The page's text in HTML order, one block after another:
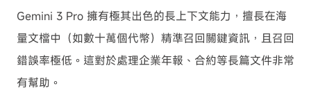
Gemini 3 Pro 擁有極其出色的長上下文能力，擅長在海
量文檔中（如數十萬個代幣）精準召回關鍵資訊，且召回
錯誤率極低。這對於處理企業年報、合約等長篇文件非常
有幫助。